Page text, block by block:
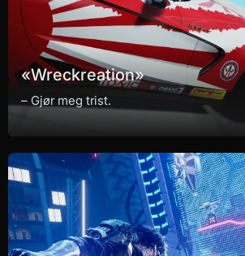
«Wreckreation»
– Gjør meg trist.